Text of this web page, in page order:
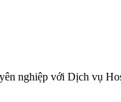
nghiệp với Dịch vụ